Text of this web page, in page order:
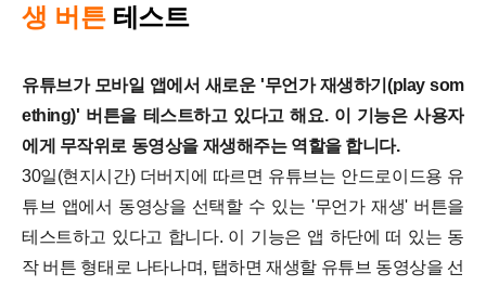
생 버튼테스트
유튜브가 모바일 앱에서 새로운 '무언가 재생하기(play som
ething)' 버튼을 테스트하고 있다고 해요. 이 기능은 사용자
에게 무작위로 동영상을 재생해주는 역할을 합니다.
30일(현지시간) 더버지에 따르면 유튜브는 안드로이드용 유
튜브 앱에서 동영상을 선택할 수 있는 '무언가 재생' 버튼을
테스트하고 있다고 합니다. 이 기능은 앱 하단에 떠 있는 동
작 버튼 형태로 나타나며, 탭하면 재생할 유튜브 동영상을 선